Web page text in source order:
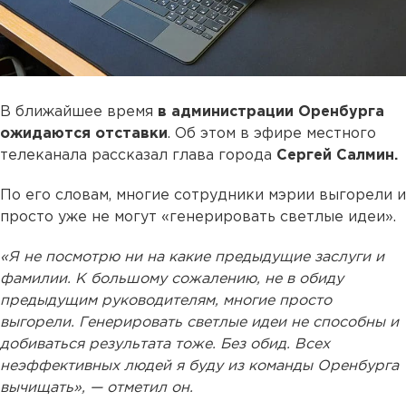
В ближайшее время в администрации Оренбурга
ожидаются отставки. Об этом в эфире местного
телеканала рассказал глава города Сергей Салмин.
По его словам, многие сотрудники мэрии выгорели и
просто уже не могут «генерировать светлые идеи».
«Я не посмотрю ни на какие предыдущие заслуги и
фамилии. К большому сожалению, не в обиду
предыдущим руководителям, многие просто
выгорели. Генерировать светлые идеи не способны и
добиваться результата тоже. Без обид. Всех
неэффективных людей я буду из команды Оренбурга
вычищать», — отметил он.